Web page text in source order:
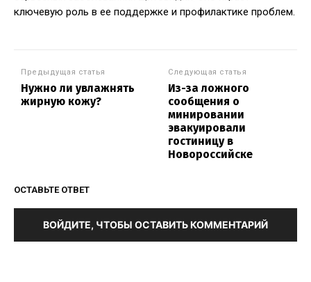
ключевую роль в ее поддержке и профилактике проблем.
Предыдущая статья
Нужно ли увлажнять
жирную кожу?
Следующая статья
Из-за ложного
сообщения о
минировании
эвакуировали
гостиницу в
Новороссийске
ОСТАВЬТЕ ОТВЕТ
ВОЙДИТЕ, ЧТОБЫ ОСТАВИТЬ КОММЕНТАРИЙ